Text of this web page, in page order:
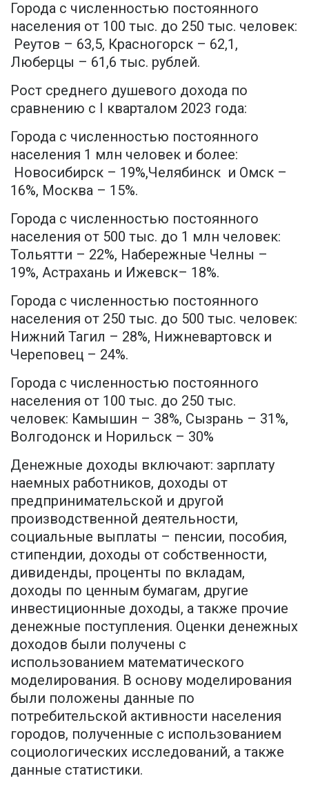
Города с численностью постоянного
населения от 100 тыс. до 250 тыс. человек:
Реутов – 63,5, Красногорск – 62,1,
Люберцы – 61,6 тыс. рублей.
Рост среднего душевого дохода по
сравнению с I кварталом 2023 года:
Города с численностью постоянного
населения 1 млн человек и более:
Новосибирск – 19%,Челябинск и Омск –
16%, Москва – 15%.
Города с численностью постоянного
населения от 500 тыс. до 1 млн человек:
Тольятти – 22%, Набережные Челны –
19%, Астрахань и Ижевск– 18%.
Города с численностью постоянного
населения от 250 тыс. до 500 тыс. человек:
Нижний Тагил – 28%, Нижневартовск и
Череповец – 24%.
Города с численностью постоянного
населения от 100 тыс. до 250 тыс.
человек: Камышин – 38%, Сызрань – 31%,
Волгодонск и Норильск – 30%
Денежные доходы включают: зарплату
наемных работников, доходы от
предпринимательской и другой
производственной деятельности,
социальные выплаты – пенсии, пособия,
стипендии, доходы от собственности,
дивиденды, проценты по вкладам,
доходы по ценным бумагам, другие
инвестиционные доходы, а также прочие
денежные поступления. Оценки денежных
доходов были получены с
использованием математического
моделирования. В основу моделирования
были положены данные по
потребительской активности населения
городов, полученные с использованием
социологических исследований, а также
данные статистики.